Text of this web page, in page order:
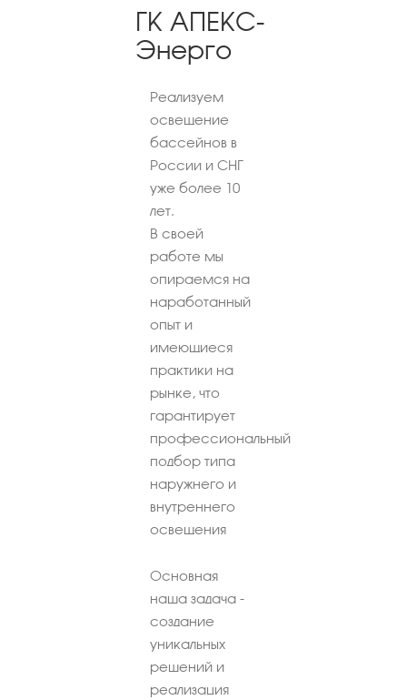
ГК АПЕКС-
Энерго
Реализуем
освещение
бассейнов в
России и СНГ
уже более 10
лет.
В своей
работе мы
опираемся на
наработанный
опыт и
имеющиеся
практики на
рынке, что
гарантирует
профессиональный
подбор типа
наружнего и
внутреннего
освещения
Основная
наша задача -
создание
уникальных
решений и
реализация